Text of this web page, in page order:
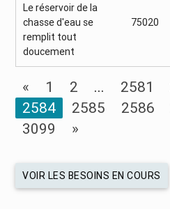
Le réservoir de la
chasse d'eau se
remplit tout
doucement
75020
« 1 2 ... 2581
2584
2585 2586
3099
»
VOIR LES BESOINS EN COURS